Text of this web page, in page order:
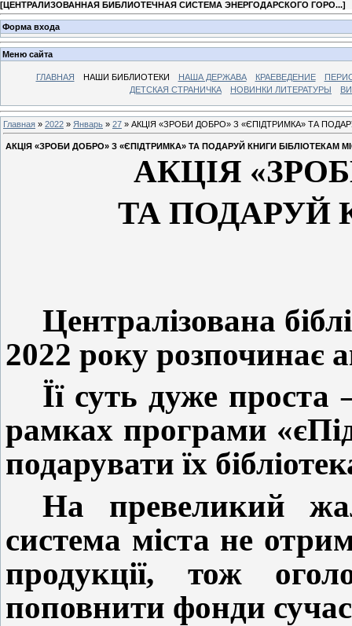
[ЦЕНТРАЛИЗОВАННАЯ БИБЛИОТЕЧНАЯ СИСТЕМА ЭНЕРГОДАРСКОГО ГОРО...]
Форма входа
Меню сайта
ГЛАВНАЯ НАШИ БИБЛИОТЕКИ НАША ДЕРЖАВА КРАЕВЕДЕНИЕ
ДЕТСКАЯ СТРАНИЧКА
НОВИНКИ ЛИТЕРАТУРЫ
Главная » 2022 » Январь » 27 » АКЦІЯ «ЗРОБИ ДОБРО» З «ЄПІДТРИМКА» ТА
АКЦІЯ «ЗРОБИ ДОБРО» З «ЄПІДТРИМКА» ТА ПОДАРУЙ КНИГИ БІБЛІОТЕКАМ
АКЦІЯ
ТА ПОДАРУЙ
Централізована
2022 року розпочинає
Її суть дуже
рамках програми
подарувати їх
На превеликий
система міста не
продукції, тож
поповнити фонди